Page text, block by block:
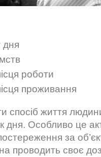
дня
роботи
проживання
спосіб життя
дня. Особливо це
за
проводить своє